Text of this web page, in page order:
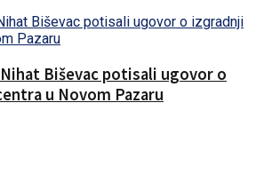
Biševac potisali ugovor o
u Novom Pazaru